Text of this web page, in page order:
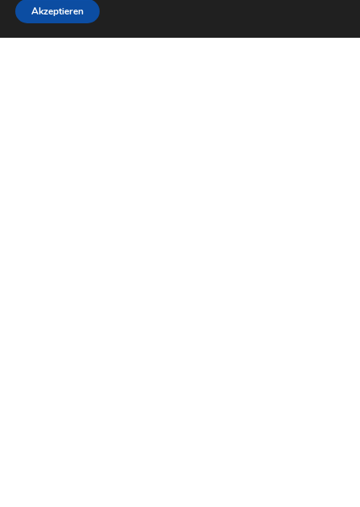
Akzeptieren